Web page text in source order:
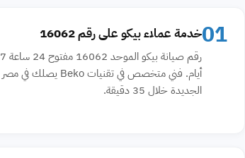
01خدمة عملاء بيكو على رقم 16062
رقم صيانة بيكو الموحد 16062 مفتوح 24 ساعة 7
أيام. فني متخصص في تقنيات Beko يصلك في مصر
الجديدة خلال 35 دقيقة.